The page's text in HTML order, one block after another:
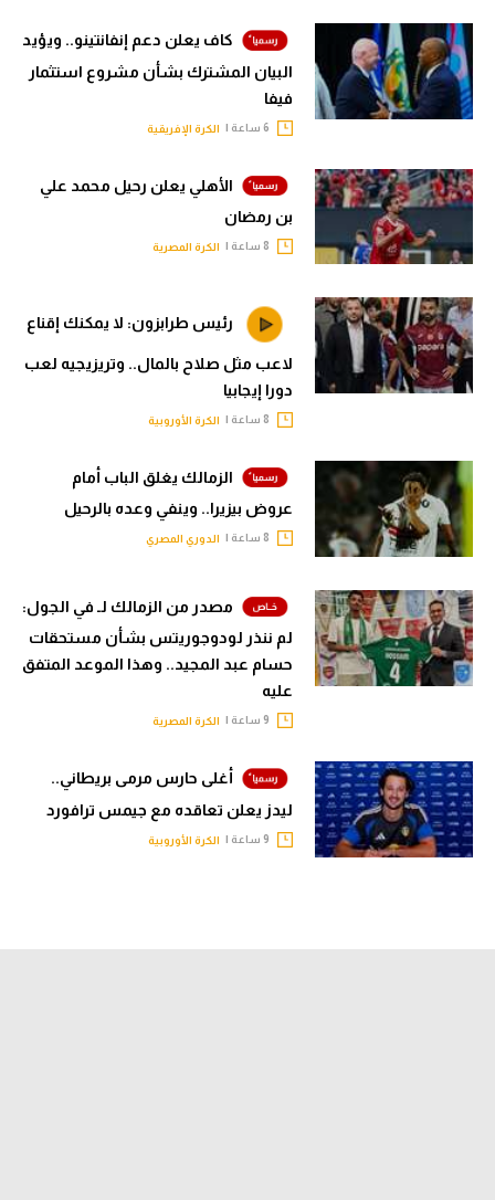
كاف يعلن دعم إنفانتينو.. ويؤيد
البيان المشترك بشأن مشروع استثمار
فيفا
الكرة الإفريقية
الأهلي يعلن رحيل محمد علي
بن رمضان
الكرة المصرية
رئيس طرابزون: لا يمكنك إقناع
لاعب مثل صلاح بالمال.. وتريزيجيه لعب
دورا إيجابيا
الكرة الأوروبية
الزمالك يغلق الباب أمام
عروض بيزيرا.. وينفي وعده بالرحيل
الدوري المصري
مصدر من الزمالك لـ في الجول:
لم ننذر لودوجوريتس بشأن مستحقات
حسام عبد المجيد.. وهذا الموعد المتفق
عليه
الكرة المصرية
أغلى حارس مرمى بريطاني..
ليدز يعلن تعاقده مع جيمس ترافورد
الكرة الأوروبية